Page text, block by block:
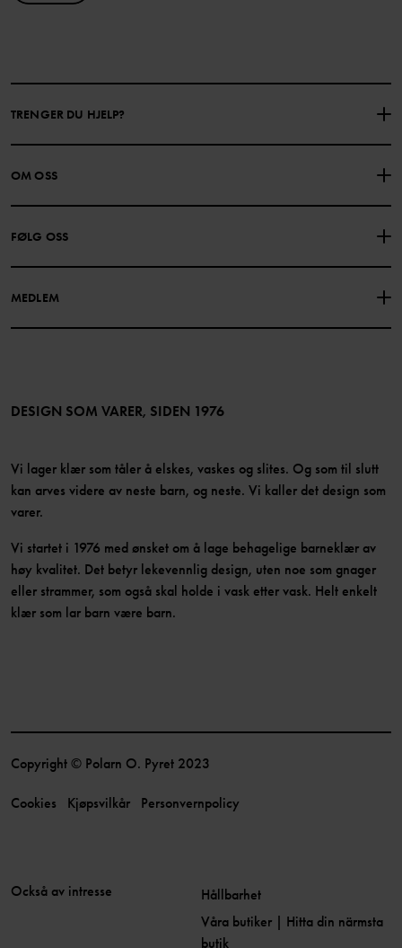
TRENGER DU HJELP?
KONTAKTE OSS
GAVEKORTSALDO KJØPSVILKÅR
PERSONVERNPOLICY
OM OSS
FØLG OSS
MEDLEM
Bli medlem
DESIGN SOM VARER, SIDEN 1976
Vi lager klær som tåler å elskes, vaskes og slites. Og som til slutt
kan arves videre av neste barn, og neste. Vi kaller det design som
varer.
Vi startet i 1976 med ønsket om å lage behagelige barneklær av
høy kvalitet. Det betyr lekevennlig design, uten noe som gnager
eller strammer, som også skal holde i vask etter vask. Helt enkelt
klær som lar barn være barn.
Copyright © Polarn O. Pyret 2023
Cookies Kjøpsvilkår Personvernpolicy
Också av intresse
Hållbarhet
Våra butiker | Hitta din närmsta
butik